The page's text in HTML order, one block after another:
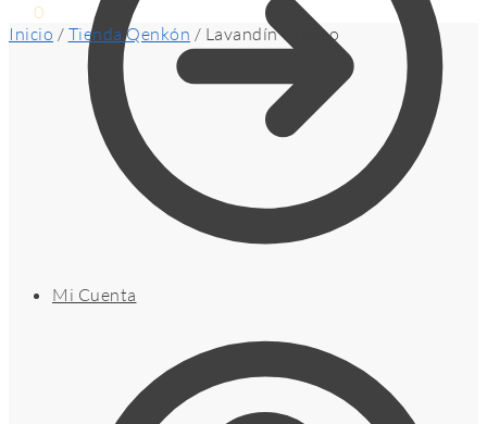
Mi Cuenta
0
Inicio / Tienda Qenkón / Lavandín Grosso